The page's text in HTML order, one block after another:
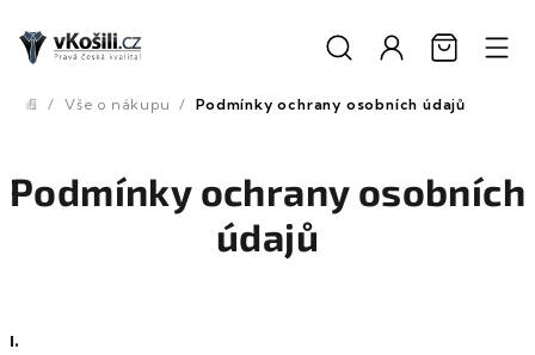
obsah
Domů
/ Vše o nákupu / Podmínky ochrany osobních údajů
Podmínky ochrany osobních
údajů
I.